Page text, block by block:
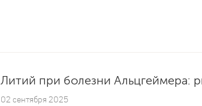
Литий при болезни Альцгеймера:
02 сентября 2025